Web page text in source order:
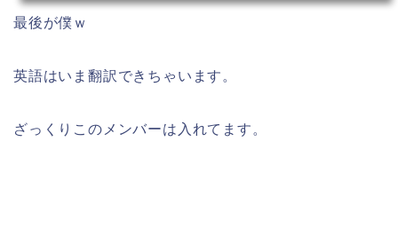
最後が僕ｗ
英語はいま翻訳できちゃいます。
ざっくりこのメンバーは入れてます。